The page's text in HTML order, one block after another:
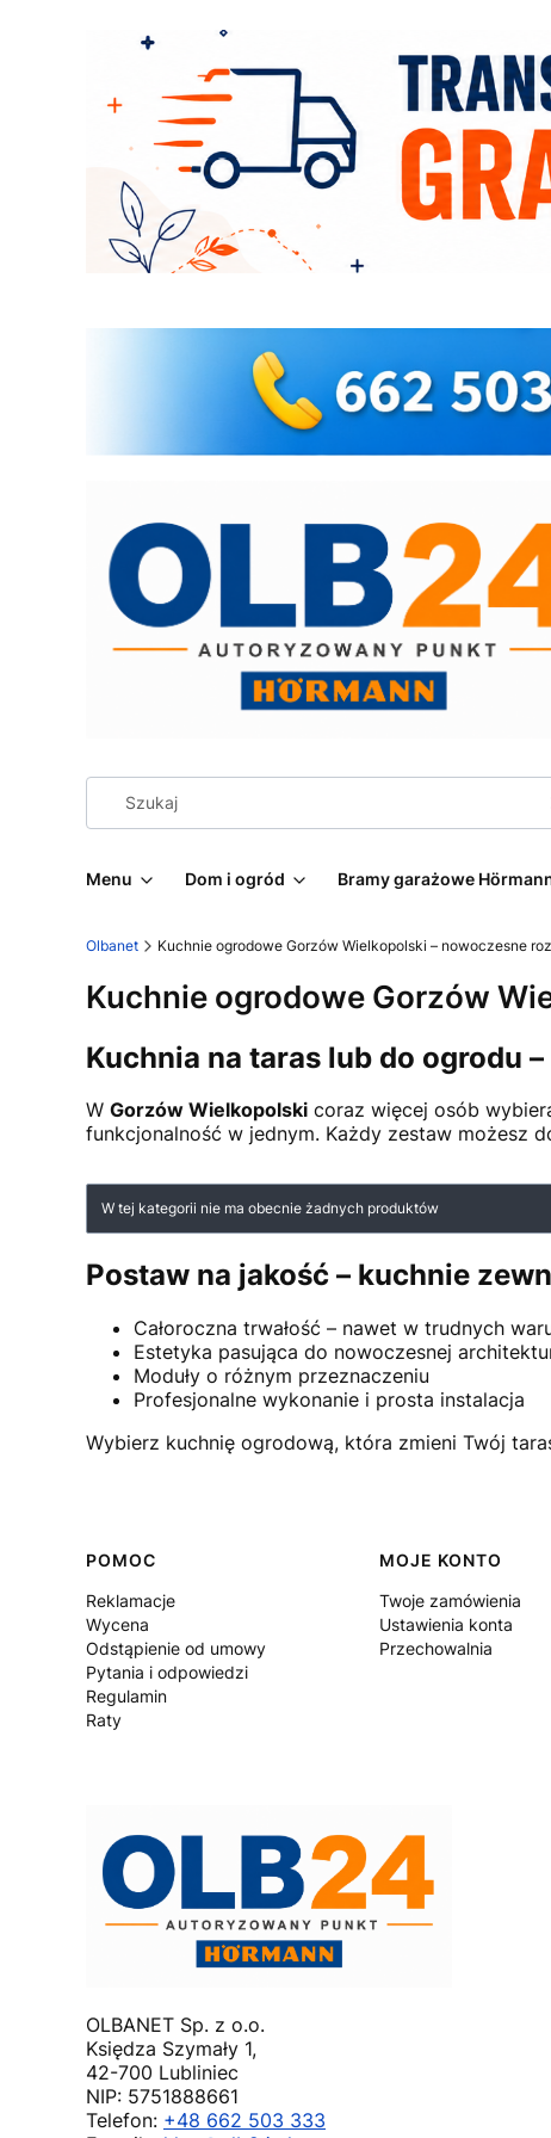
Menu Dom i ogród Bramy garażowe
Olbanet Kuchnie ogrodowe Gorzów Wielkopolski – nowoczesne
Kuchnie ogrodowe Gorzów
Kuchnia na taras lub do ogrodu
W Gorzów Wielkopolski coraz więcej osób
funkcjonalność w jednym. Każdy zestaw możesz
Lista produktów
W tej kategorii nie ma obecnie żadnych produktów
Postaw na jakość – kuchnie
Całoroczna trwałość – nawet w trudnych
Estetyka pasująca do nowoczesnej
Moduły o różnym przeznaczeniu
Profesjonalne wykonanie i prosta instalacja
Wybierz kuchnię ogrodową, która zmieni Twój
Linki w stopce
POMOC
Reklamacje
Wycena
Odstąpienie od umowy
Pytania i odpowiedzi
Regulamin
Raty
MOJE KONTO
Twoje zamówienia
Ustawienia konta
Przechowalnia
OLBANET Sp. z o.o.
Księdza Szymały 1,
42-700 Lubliniec
NIP: 5751888661
Telefon: +48 662 503 333